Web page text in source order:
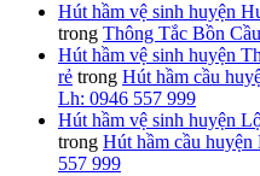
Hút hầm vệ sinh huyện
trong Thông Tắc Bồn
Hút hầm vệ sinh huyện
rẻ trong Hút hầm cầu
Lh: 0946 557 999
Hút hầm vệ sinh huyện
trong Hút hầm cầu
557 999